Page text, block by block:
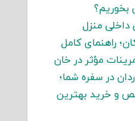
منزل
راهنمای کامل
مؤثر در خان
در سفره شما؛
و خرید بهترین